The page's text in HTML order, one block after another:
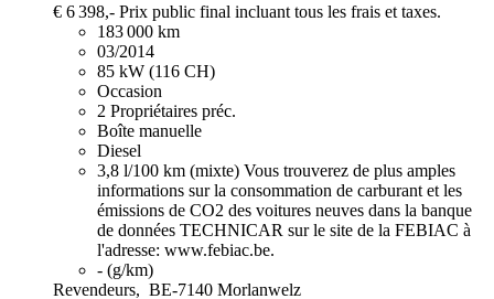
€ 6 398,- Prix public final incluant tous les frais et taxes.
183 000 km
03/2014
85 kW (116 CH)
Occasion
2 Propriétaires préc.
Boîte manuelle
Diesel
3,8 l/100 km (mixte) Vous trouverez de plus amples
informations sur la consommation de carburant et les
émissions de CO2 des voitures neuves dans la banque
de données TECHNICAR sur le site de la FEBIAC à
l'adresse: www.febiac.be.
- (g/km)
Revendeurs, BE-7140 Morlanwelz